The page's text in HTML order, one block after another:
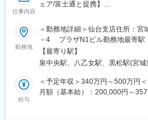
■就業環境：
・落ち着いた雰囲気の中で、安定
124日）
・人々の健康のために、世の中の
仕事ができます
■企業概要：
昭和38年の設立以来、健康診査
仕事内容
ェア/富士通と提携】
■魅力
・青森や秋田などの東北北部地域
導入でトップクラスのシェアを誇
高いです！
■業務内容
医療機関向けのシステム開発・販
内の医療機関（医科）に向けて、
勤務地
＜勤務地詳細＞仙台支店住所：
－4 プラザN1ビル勤務地最寄駅
喫煙対策：屋内全面禁煙変更の範
【最寄り駅】
泉中央駅、八乙女駅、黒松駅(宮城
給与
＜予定年収＞340万円～500万円
月額（基本給）：200,000円～